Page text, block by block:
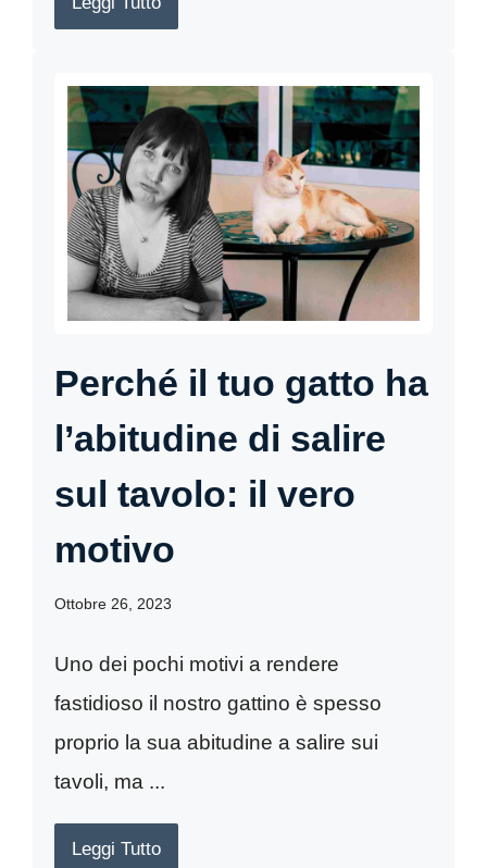
Perché il tuo gatto ha
l’abitudine di salire
sul tavolo: il vero
motivo
Ottobre 26, 2023
Uno dei pochi motivi a rendere
fastidioso il nostro gattino è spesso
proprio la sua abitudine a salire sui
tavoli, ma ...
Leggi Tutto